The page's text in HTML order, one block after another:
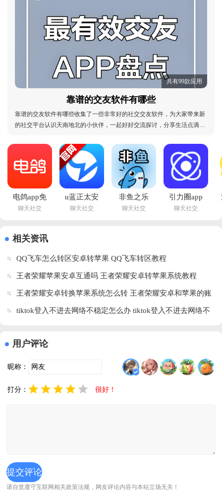
共有99款应用
靠谱的交友软件有哪些
靠谱的交友软件有哪些收集了一些非常好的社交交友软件，为大家带来新
的社交平台认识天南地北的小伙伴，一起好好交流探讨，分享生活点滴，
受一下不一样的生活，有喜欢的小伙伴不要错过哦，可以来体验一下！靠
谱的交友软件有哪些：交友软件哪个比较真实可靠
电鸽app免
费下载正版
版
聊天社交
u蓝正太安
装包轻量版
聊天社交
非鱼之乐
app免费版
聊天社交
引力圈app
官方版最新
聊天社交
相关资讯
QQ飞车怎么转区安卓转苹果 QQ飞车转区教程
王者荣耀苹果安卓互通吗 王者荣耀安卓转苹果系统教程
王者荣耀安卓转换苹果系统怎么转 王者荣耀安卓和苹果的账
号互通么
tiktok登入不进去网络不稳定怎么办 tiktok登入不进去网络不
用户评论
昵称：
打分： 很好！
请自觉遵守互联网相关政策法规，网友评论内容与本站立场无关！